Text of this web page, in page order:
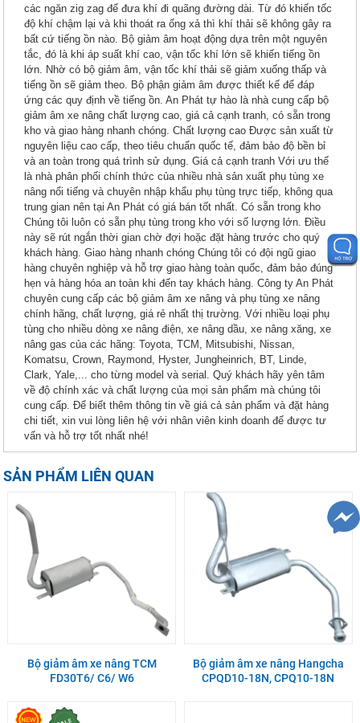
các ngăn zig zag để đưa khí đi quãng đường dài. Từ đó khiến tốc
độ khí chậm lại và khi thoát ra ống xả thì khí thải sẽ không gây ra
bất cứ tiếng ồn nào. Bộ giảm âm hoạt động dựa trên một nguyên
tắc, đó là khi áp suất khí cao, vận tốc khí lớn sẽ khiến tiếng ồn
lớn. Nhờ có bộ giảm âm, vận tốc khí thải sẽ giảm xuống thấp và
tiếng ồn sẽ giảm theo. Bộ phận giảm âm được thiết kế để đáp
ứng các quy định về tiếng ồn. An Phát tự hào là nhà cung cấp bộ
giảm âm xe nâng chất lượng cao, giá cả cạnh tranh, có sẵn trong
kho và giao hàng nhanh chóng. Chất lượng cao Được sản xuất từ
nguyên liệu cao cấp, theo tiêu chuẩn quốc tế, đảm bảo độ bền bỉ
và an toàn trong quá trình sử dụng. Giá cả cạnh tranh Với ưu thế
là nhà phân phối chính thức của nhiều nhà sản xuất phụ tùng xe
nâng nổi tiếng và chuyên nhập khẩu phụ tùng trực tiếp, không qua
trung gian nên tại An Phát có giá bán tốt nhất. Có sẵn trong kho
Chúng tôi luôn có sẵn phụ tùng trong kho với số lượng lớn. Điều
này sẽ rút ngắn thời gian chờ đợi hoặc đặt hàng trước cho quý
khách hàng. Giao hàng nhanh chóng Chúng tôi có đội ngũ giao
hàng chuyên nghiệp và hỗ trợ giao hàng toàn quốc, đảm bảo đúng
hẹn và hàng hóa an toàn khi đến tay khách hàng. Công ty An Phát
chuyên cung cấp các bộ giảm âm xe nâng và phụ tùng xe nâng
chính hãng, chất lượng, giá rẻ nhất thị trường. Với nhiều loại phụ
tùng cho nhiều dòng xe nâng điện, xe nâng dầu, xe nâng xăng, xe
nâng gas của các hãng: Toyota, TCM, Mitsubishi, Nissan,
Komatsu, Crown, Raymond, Hyster, Jungheinrich, BT, Linde,
Clark, Yale,... cho từng model và serial. Quý khách hãy yên tâm
về độ chính xác và chất lượng của mọi sản phẩm mà chúng tôi
cung cấp. Để biết thêm thông tin về giá cả sản phẩm và đặt hàng
chi tiết, xin vui lòng liên hệ với nhân viên kinh doanh để được tư
vấn và hỗ trợ tốt nhất nhé!
SẢN PHẨM LIÊN QUAN
Bộ giảm âm xe nâng TCM
FD30T6/ C6/ W6
Bộ giảm âm xe nâng Hangcha
CPQD10-18N, CPQ10-18N